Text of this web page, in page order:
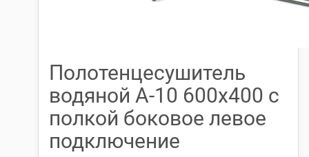
Полотенцесушитель
водяной А-10 600х400 с
полкой боковое левое
подключение